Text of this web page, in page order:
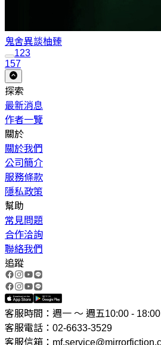
鬼舍異談柚臻
123
157
探索
最新消息
作者一覽
關於
關於我們
公司簡介
服務條款
隱私政策
幫助
常見問題
合作洽詢
聯絡我們
追蹤
客服時間：週一 ～ 週五10:00 - 18:00
客服電話：02-6633-3529
客服信箱：